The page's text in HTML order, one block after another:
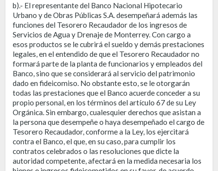
b).- El representante del Banco Nacional Hipotecario
Urbano y de Obras Públicas S.A. desempeñará además las
funciones del Tesorero Recaudador de los ingresos de
Servicios de Agua y Drenaje de Monterrey. Con cargo a
esos productos se le cubrirá el sueldo y demás prestaciones
legales, en el entendido de que el Tesorero Recaudador no
formará parte de la planta de funcionarios y empleados del
Banco, sino que se considerará al servicio del patrimonio
dado en fideicomiso. No obstante esto, se le otorgarán
todas las prestaciones que el Banco acuerde conceder a su
propio personal, en los términos del artículo 67 de su Ley
Orgánica. Sin embargo, cualesquier derechos que asistan a
la persona que desempeñe o haya desempeñado el cargo de
Tesorero Recaudador, conforme a la Ley, los ejercitará
contra el Banco, el que, en su caso, para cumplir los
contratos celebrados o las resoluciones que dicte la
autoridad competente, afectará en la medida necesaria los